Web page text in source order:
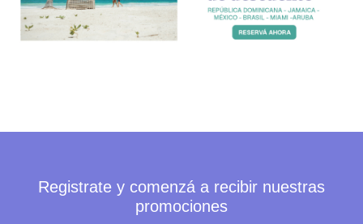
Registrate y comenzá a recibir nuestras
promociones